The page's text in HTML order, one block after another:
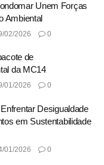
Unem Forças
Ambiental
02/2026 0
de
da MC14
01/2026 0
Desigualdade
em Sustentabilidade
01/2026 0